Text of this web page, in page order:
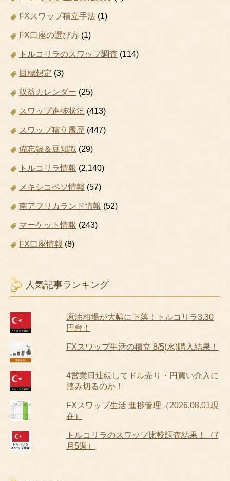
FXスワップ積立手法 (1)
FX口座の選び方 (1)
トルコリラのスワップ調査 (114)
目標想定 (3)
収益カレンダー (25)
スワップ進捗状況 (413)
スワップ積立履歴 (447)
備忘録＆豆知識 (29)
トルコリラ情報 (2,140)
メキシコペソ情報 (57)
南アフリカランド情報 (52)
マーケット情報 (243)
FX口座情報 (8)
人気記事ランキング
原油相場が大幅に下落！トルコリラ3.30
円台！
FXスワップ生活の積立 8/5(水)購入結果！
4営業日連続してドル売り・円買い介入に
踏み切るのか！
FXスワップ生活 進捗管理（2026.08.01現
在）
トルコリラのスワップ比較調査結果！（7
月5週）